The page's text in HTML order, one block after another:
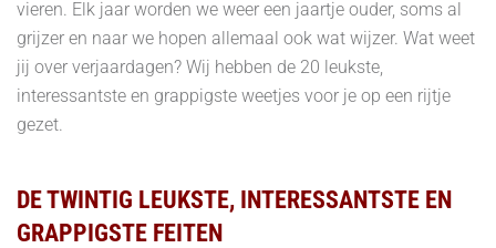
vieren. Elk jaar worden we weer een jaartje ouder, soms al
grijzer en naar we hopen allemaal ook wat wijzer. Wat weet
jij over verjaardagen? Wij hebben de 20 leukste,
interessantste en grappigste weetjes voor je op een rijtje
gezet.
DE TWINTIG LEUKSTE, INTERESSANTSTE EN
GRAPPIGSTE FEITEN